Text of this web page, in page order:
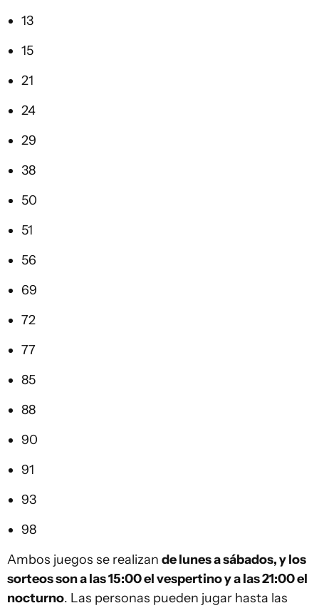
13
15
21
24
29
38
50
51
56
69
72
77
85
88
90
91
93
98
Ambos juegos se realizan de lunes a sábados, y los
sorteos son a las 15:00 el vespertino y a las 21:00 el
nocturno. Las personas pueden jugar hasta las